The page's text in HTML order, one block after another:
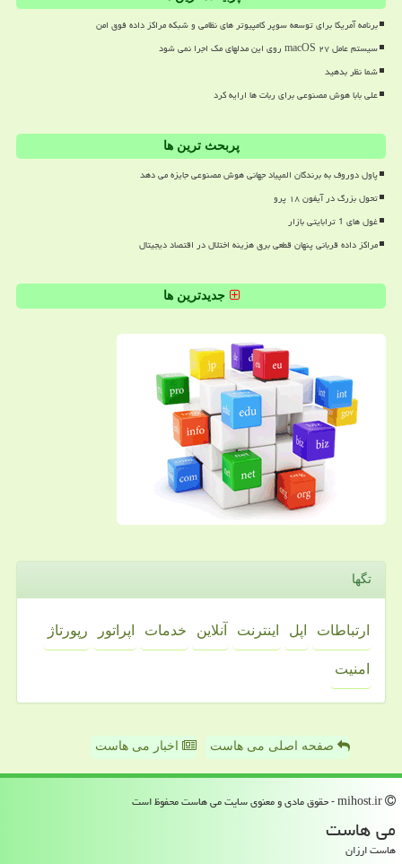
برنامه آمریکا برای توسعه سوپر کامپیوتر های نظامی و شبکه مراکز داده فوق امن
سیستم عامل macOS ۲۷ روی این مدلهای مک اجرا نمی شود
شما نظر بدهید
علی بابا هوش مصنوعی برای ربات ها ارایه کرد
پربحث ترین ها
پاول دوروف به برندگان المپیاد جهانی هوش مصنوعی جایزه می دهد
تحول بزرگ در آیفون ۱۸ پرو
غول های 1 ترابایتی بازار
مراکز داده قربانی پنهان قطعی برق هزینه اختلال در اقتصاد دیجیتال
جدیدترین ها
تگها
ارتباطات اپل اینترنت آنلاین خدمات اپراتور رپورتاژ
امنیت
صفحه اصلی می هاست اخبار می هاست
می هاست
هاست ارزان